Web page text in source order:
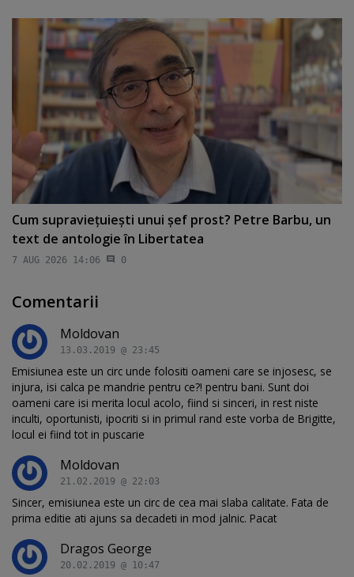
Cum supravieţuieşti unui şef prost? Petre Barbu, un
text de antologie în Libertatea
7 AUG 2026 14:06 0
Comentarii
Moldovan
13.03.2019 @ 23:45
Emisiunea este un circ unde folositi oameni care se injosesc, se
injura, isi calca pe mandrie pentru ce?! pentru bani. Sunt doi
oameni care isi merita locul acolo, fiind si sinceri, in rest niste
inculti, oportunisti, ipocriti si in primul rand este vorba de Brigitte,
locul ei fiind tot in puscarie
Moldovan
21.02.2019 @ 22:03
Sincer, emisiunea este un circ de cea mai slaba calitate. Fata de
prima editie ati ajuns sa decadeti in mod jalnic. Pacat
Dragos George
20.02.2019 @ 10:47